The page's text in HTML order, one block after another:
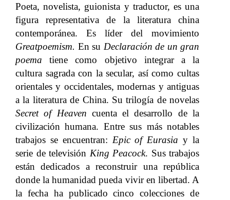
Poeta, novelista, guionista y traductor, es una
figura representativa de la literatura china
contemporánea. Es líder del movimiento
Greatpoemism. En su Declaración de un gran
poema tiene como objetivo integrar a la
cultura sagrada con la secular, así como cultas
orientales y occidentales, modernas y antiguas
a la literatura de China. Su trilogía de novelas
Secret of Heaven cuenta el desarrollo de la
civilización humana. Entre sus más notables
trabajos se encuentran: Epic of Eurasia y la
serie de televisión King Peacock. Sus trabajos
están dedicados a reconstruir una república
donde la humanidad pueda vivir en libertad. A
la fecha ha publicado cinco colecciones de